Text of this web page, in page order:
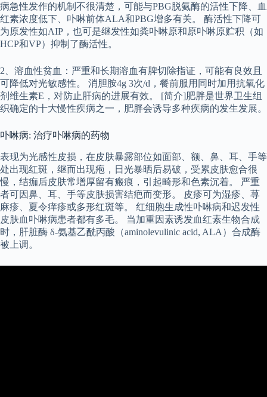
病急性发作的机制不很清楚，可能与PBG脱氨酶的活性下降、血
红素浓度低下、卟啉前体ALA和PBG增多有关。 酶活性下降可
为原发性如AIP，也可是继发性如粪卟啉原和原卟啉原贮积（如
HCP和VP）抑制了酶活性。
2、溶血性贫血：严重和长期溶血有脾切除指证，可能有良效且
可降低对光敏感性。 消胆胺4g 3次/d，餐前服用同时加用抗氧化
剂维生素E，对防止肝病的进展有效。 [简介]肥胖是世界卫生组
织确定的十大慢性疾病之一，肥胖会诱导多种疾病的发生发展。
卟啉病: 治疗卟啉病的药物
表现为光感性皮损，在皮肤暴露部位如面部、额、鼻、耳、手等
处出现红斑，继而出现疱，日光暴晒后易破，受累皮肤愈合很
慢，结痂后皮肤常增厚留有瘢痕，引起畸形和色素沉着。 严重
者可因鼻、耳、手等皮肤损害结疤而变形。 皮疹可为湿疹、荨
麻疹、夏令痒疹或多形红斑等。 红细胞生成性卟啉病和迟发性
皮肤血卟啉病患者都有多毛。 当加重因素诱发血红素生物合成
时，肝脏酶 δ-氨基乙酰丙酸（aminolevulinic acid, ALA）合成酶
被上调。